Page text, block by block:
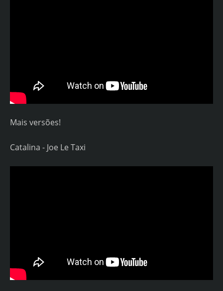
Mais versões!
Catalina - Joe Le Taxi